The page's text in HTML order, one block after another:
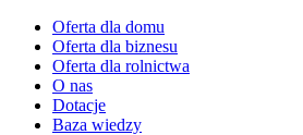
Oferta dla domu
Oferta dla biznesu
Oferta dla rolnictwa
O nas
Dotacje
Baza wiedzy